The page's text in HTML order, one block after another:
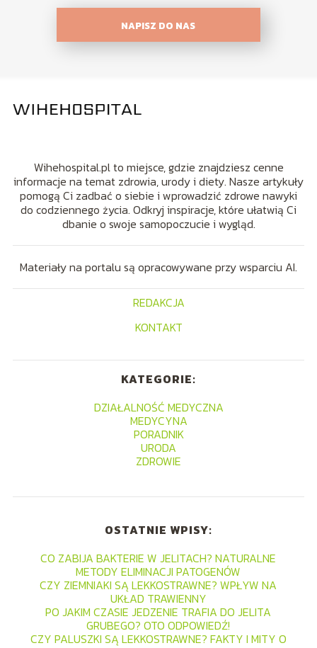
NAPISZ DO NAS
Wihehospital.pl to miejsce, gdzie znajdziesz cenne
informacje na temat zdrowia, urody i diety. Nasze artykuły
pomogą Ci zadbać o siebie i wprowadzić zdrowe nawyki
do codziennego życia. Odkryj inspiracje, które ułatwią Ci
dbanie o swoje samopoczucie i wygląd.
Materiały na portalu są opracowywane przy wsparciu AI.
REDAKCJA
KONTAKT
KATEGORIE:
DZIAŁALNOŚĆ MEDYCZNA
MEDYCYNA
PORADNIK
URODA
ZDROWIE
OSTATNIE WPISY:
CO ZABIJA BAKTERIE W JELITACH? NATURALNE
METODY ELIMINACJI PATOGENÓW
CZY ZIEMNIAKI SĄ LEKKOSTRAWNE? WPŁYW NA
UKŁAD TRAWIENNY
PO JAKIM CZASIE JEDZENIE TRAFIA DO JELITA
GRUBEGO? OTO ODPOWIEDŹ!
CZY PALUSZKI SĄ LEKKOSTRAWNE? FAKTY I MITY O